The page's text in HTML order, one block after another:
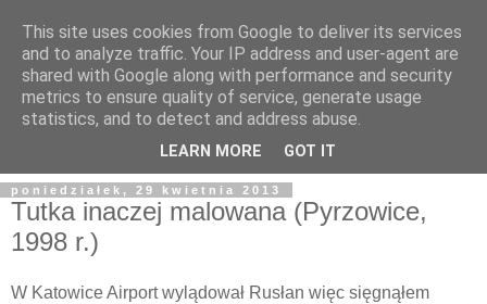
poniedziałek, 29 kwietnia 2013
Tutka inaczej malowana (Pyrzowice,
1998 r.)
W Katowice Airport wylądował Rusłan więc sięgnąłem
This site uses cookies from Google to deliver its services
and to analyze traffic. Your IP address and user-agent are
shared with Google along with performance and security
metrics to ensure quality of service, generate usage
statistics, and to detect and address abuse.
LEARN MORE GOT IT